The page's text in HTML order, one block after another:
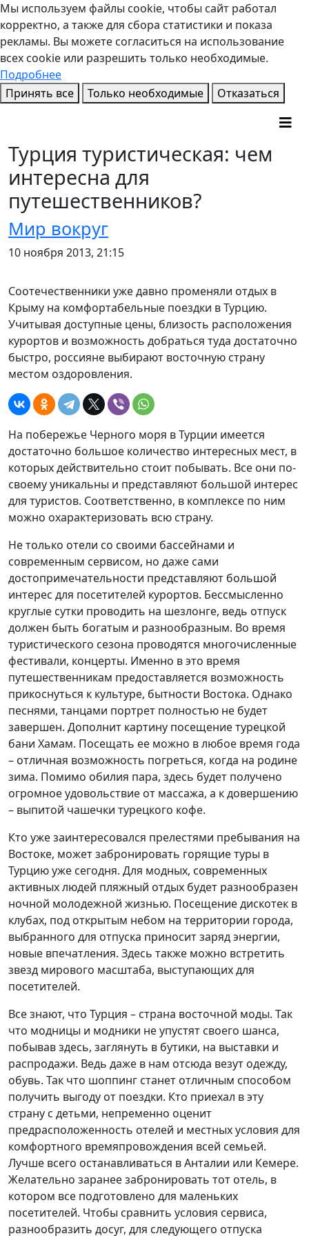
Мы используем файлы cookie, чтобы сайт работал
корректно, а также для сбора статистики и показа
рекламы. Вы можете согласиться на использование
всех cookie или разрешить только необходимые.
Подробнее
Принять все
Только необходимые Отказаться
Турция туристическая: чем
интересна для
путешественников?
Мир вокруг
10 ноября 2013, 21:15
Соотечественники уже давно променяли отдых в
Крыму на комфортабельные поездки в Турцию.
Учитывая доступные цены, близость расположения
курортов и возможность добраться туда достаточно
быстро, россияне выбирают восточную страну
местом оздоровления.
На побережье Черного моря в Турции имеется
достаточно большое количество интересных мест, в
которых действительно стоит побывать. Все они по-
своему уникальны и представляют большой интерес
для туристов. Соответственно, в комплексе по ним
можно охарактеризовать всю страну.
Не только отели со своими бассейнами и
современным сервисом, но даже сами
достопримечательности представляют большой
интерес для посетителей курортов. Бессмысленно
круглые сутки проводить на шезлонге, ведь отпуск
должен быть богатым и разнообразным. Во время
туристического сезона проводятся многочисленные
фестивали, концерты. Именно в это время
путешественникам предоставляется возможность
прикоснуться к культуре, бытности Востока. Однако
песнями, танцами портрет полностью не будет
завершен. Дополнит картину посещение турецкой
бани Хамам. Посещать ее можно в любое время года
– отличная возможность погреться, когда на родине
зима. Помимо обилия пара, здесь будет получено
огромное удовольствие от массажа, а к довершению
– выпитой чашечки турецкого кофе.
Кто уже заинтересовался прелестями пребывания на
Востоке, может забронировать горящие туры в
Турцию уже сегодня. Для модных, современных
активных людей пляжный отдых будет разнообразен
ночной молодежной жизнью. Посещение дискотек в
клубах, под открытым небом на территории города,
выбранного для отпуска приносит заряд энергии,
новые впечатления. Здесь также можно встретить
звезд мирового масштаба, выступающих для
посетителей.
Все знают, что Турция – страна восточной моды. Так
что модницы и модники не упустят своего шанса,
побывав здесь, заглянуть в бутики, на выставки и
распродажи. Ведь даже в нам отсюда везут одежду,
обувь. Так что шоппинг станет отличным способом
получить выгоду от поездки. Кто приехал в эту
страну с детьми, непременно оценит
предрасположенность отелей и местных условия для
комфортного времяпровождения всей семьей.
Лучше всего останавливаться в Анталии или Кемере.
Желательно заранее забронировать тот отель, в
котором все подготовлено для маленьких
посетителей. Чтобы сравнить условия сервиса,
разнообразить досуг, для следующего отпуска